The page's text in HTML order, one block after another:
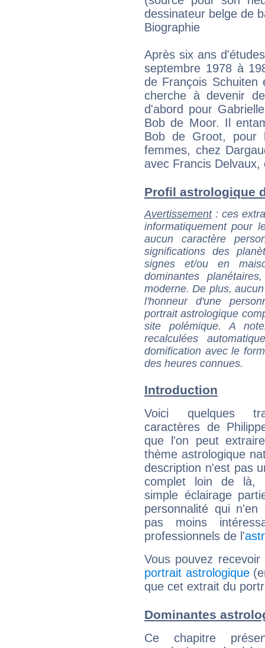
dessinateur belge de
Biographie
Après six ans
septembre 1978 à
de François Schuiten
cherche à devenir
d'abord pour
Bob de Moor. Il
Bob de Groot, pour
femmes, chez
avec Francis Delvaux,
Profil astrologique
Avertissement: ces
informatiquement pour
aucun caractère
significations des
signes et/ou en
dominantes
moderne. De plus,
l'honneur d'une
portrait astrologique
site polémique. A
recalculées
domification avec le
des heures connues.
Introduction
Voici quelques
caractères de
que l'on peut
thème astrologique
description n'est pas
complet loin de là,
simple éclairage
personnalité qui n'en
pas moins
professionnels de l'
Vous pouvez
portrait astrologique
que cet extrait du
Dominantes
Ce chapitre